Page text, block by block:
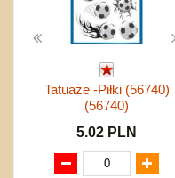
Tatuaże -Piłki (56740)
(56740)
5.02 PLN